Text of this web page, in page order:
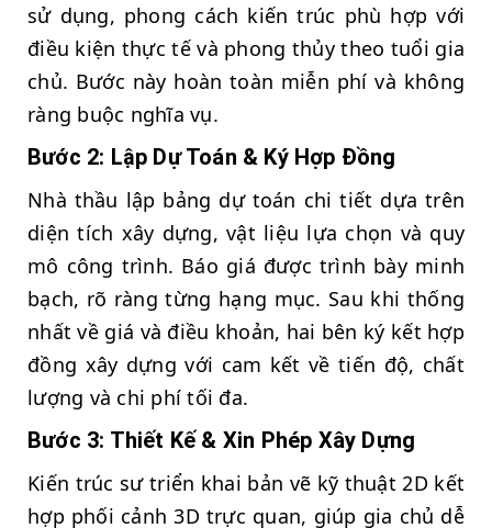
sử dụng, phong cách kiến trúc phù hợp với
điều kiện thực tế và phong thủy theo tuổi gia
chủ. Bước này hoàn toàn miễn phí và không
ràng buộc nghĩa vụ.
Bước 2: Lập Dự Toán & Ký Hợp Đồng
Nhà thầu lập bảng dự toán chi tiết dựa trên
diện tích xây dựng, vật liệu lựa chọn và quy
mô công trình. Báo giá được trình bày minh
bạch, rõ ràng từng hạng mục. Sau khi thống
nhất về giá và điều khoản, hai bên ký kết hợp
đồng xây dựng với cam kết về tiến độ, chất
lượng và chi phí tối đa.
Bước 3: Thiết Kế & Xin Phép Xây Dựng
Kiến trúc sư triển khai bản vẽ kỹ thuật 2D kết
hợp phối cảnh 3D trực quan, giúp gia chủ dễ